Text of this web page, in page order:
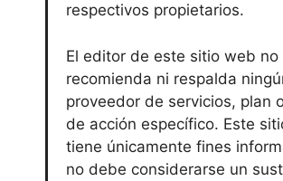
respectivos propietarios.
El editor de este sitio web no
recomienda ni respalda
proveedor de servicios, plan
de acción específico. Este
tiene únicamente fines
no debe considerarse un